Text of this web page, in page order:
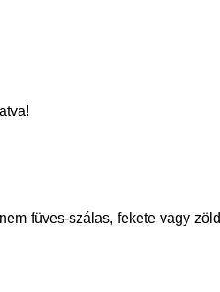
füves-szálas, fekete vagy